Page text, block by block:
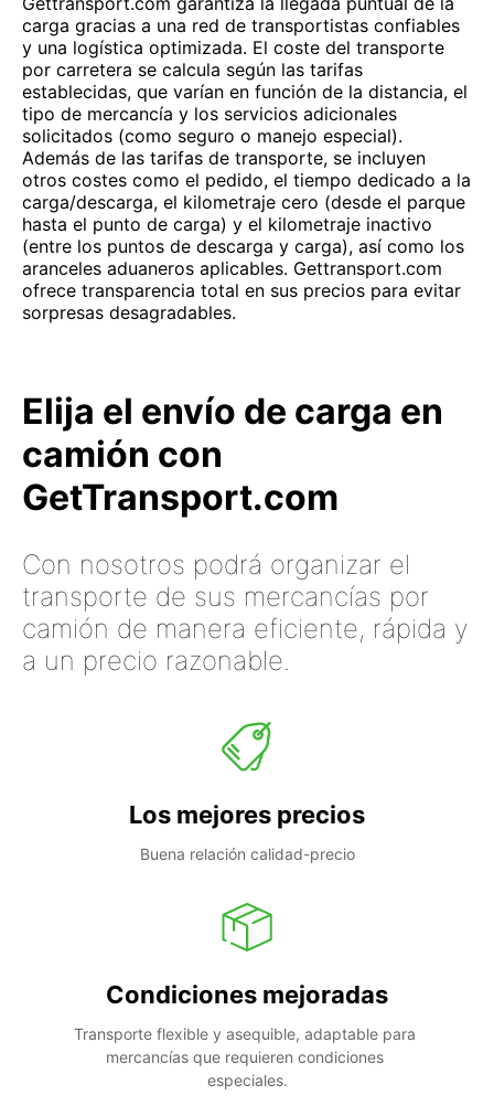
carga gracias a una red de transportistas confiables
y una logística optimizada. El coste del transporte
por carretera se calcula según las tarifas
establecidas, que varían en función de la distancia, el
tipo de mercancía y los servicios adicionales
solicitados (como seguro o manejo especial).
Además de las tarifas de transporte, se incluyen
otros costes como el pedido, el tiempo dedicado a la
carga/descarga, el kilometraje cero (desde el parque
hasta el punto de carga) y el kilometraje inactivo
(entre los puntos de descarga y carga), así como los
aranceles aduaneros aplicables. Gettransport.com
ofrece transparencia total en sus precios para evitar
sorpresas desagradables.
Elija el envío de carga en
camión con
GetTransport.com
Con nosotros podrá organizar el
transporte de sus mercancías por
camión de manera eficiente, rápida y
a un precio razonable.
Los mejores precios
Buena relación calidad-precio
Condiciones mejoradas
Transporte flexible y asequible, adaptable para
mercancías que requieren condiciones
especiales.